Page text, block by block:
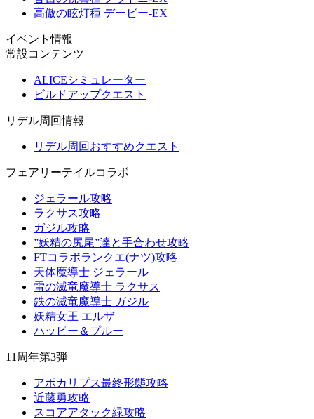
高傲の眩灯種 デービー-EX
イベント情報
常設コンテンツ
ALICEシミュレーター
ビルドアップクエスト
リデル周回情報
リデル周回おすすめクエスト
フェアリーテイルコラボ
ジェラール攻略
ラクサス攻略
ガジル攻略
”妖精の尻尾”達と手合わせ攻略
FTコラボランクエ(ナツ)攻略
天体魔導士 ジェラール
雷の滅竜魔導士 ラクサス
鉄の滅竜魔導士 ガジル
妖精女王 エルザ
ハッピー＆プルー
11周年第3弾
アポカリプス最終形態攻略
近藤勇攻略
スコアアタック緑攻略